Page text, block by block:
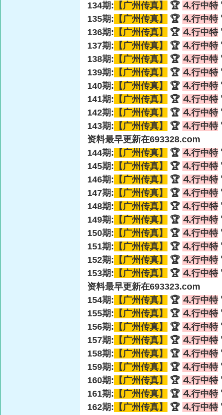
134期: 【广州传真】 🏆 ⒋行中特
135期: 【广州传真】 🏆 ⒋行中特
136期: 【广州传真】 🏆 ⒋行中特
137期: 【广州传真】 🏆 ⒋行中特
138期: 【广州传真】 🏆 ⒋行中特
139期: 【广州传真】 🏆 ⒋行中特
140期: 【广州传真】 🏆 ⒋行中特
141期: 【广州传真】 🏆 ⒋行中特
142期: 【广州传真】 🏆 ⒋行中特
143期: 【广州传真】 🏆 ⒋行中特
资料最早更新在693328.com
144期: 【广州传真】 🏆 ⒋行中特
145期: 【广州传真】 🏆 ⒋行中特
146期: 【广州传真】 🏆 ⒋行中特
147期: 【广州传真】 🏆 ⒋行中特
148期: 【广州传真】 🏆 ⒋行中特
149期: 【广州传真】 🏆 ⒋行中特
150期: 【广州传真】 🏆 ⒋行中特
151期: 【广州传真】 🏆 ⒋行中特
152期: 【广州传真】 🏆 ⒋行中特
153期: 【广州传真】 🏆 ⒋行中特
资料最早更新在693323.com
154期: 【广州传真】 🏆 ⒋行中特
155期: 【广州传真】 🏆 ⒋行中特
156期: 【广州传真】 🏆 ⒋行中特
157期: 【广州传真】 🏆 ⒋行中特
158期: 【广州传真】 🏆 ⒋行中特
159期: 【广州传真】 🏆 ⒋行中特
160期: 【广州传真】 🏆 ⒋行中特
161期: 【广州传真】 🏆 ⒋行中特
162期: 【广州传真】 🏆 ⒋行中特